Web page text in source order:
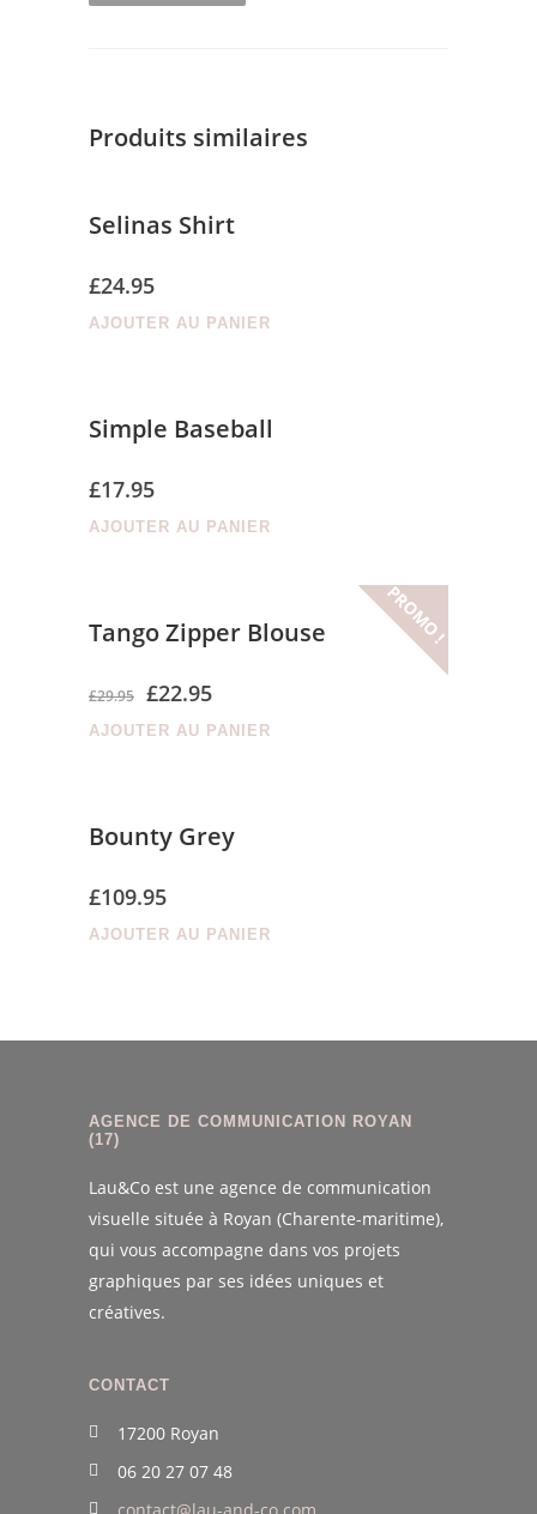
Produits similaires
Selinas Shirt
£24.95
AJOUTER AU PANIER
Simple Baseball
£17.95
AJOUTER AU PANIER
PROMO !
Tango Zipper Blouse
£29.95 £22.95
AJOUTER AU PANIER
Bounty Grey
£109.95
AJOUTER AU PANIER
AGENCE DE COMMUNICATION ROYAN
(17)
Lau&Co est une agence de communication
visuelle située à Royan (Charente-maritime),
qui vous accompagne dans vos projets
graphiques par ses idées uniques et
créatives.
CONTACT
17200 Royan
06 20 27 07 48